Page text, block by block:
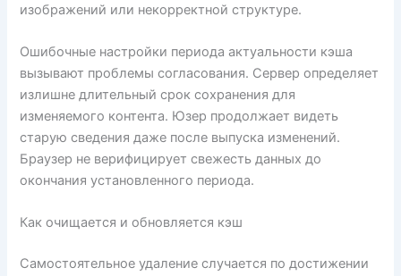
изображений или некорректной структуре.
Ошибочные настройки периода актуальности кэша
вызывают проблемы согласования. Сервер определяет
излишне длительный срок сохранения для
изменяемого контента. Юзер продолжает видеть
старую сведения даже после выпуска изменений.
Браузер не верифицирует свежесть данных до
окончания установленного периода.
Как очищается и обновляется кэш
Самостоятельное удаление случается по достижении